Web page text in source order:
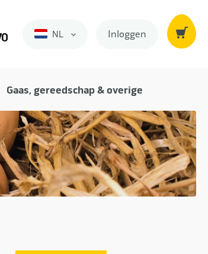
Nederlands
NL Inloggen
Gaas, gereedschap & overige